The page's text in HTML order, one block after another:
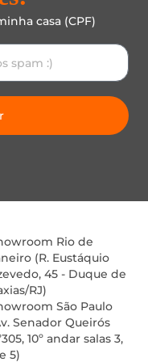
casa (CPF)
Rio de
(R. Eustáquio
45 - Duque de
RJ)
São Paulo
Senador Queirós
10º andar salas 3,
5)